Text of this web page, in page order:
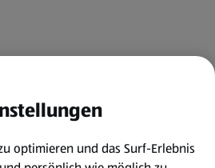
optimieren und das Surf-Erlebnis